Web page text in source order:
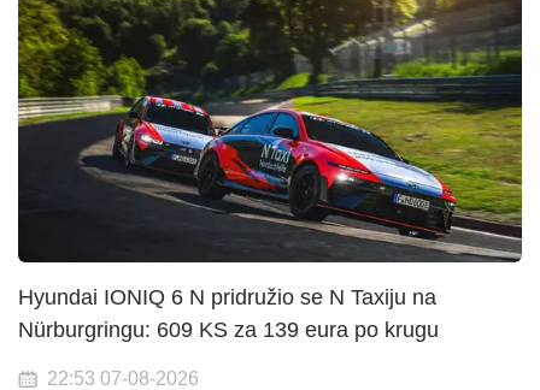
Hyundai IONIQ 6 N pridružio se N Taxiju na
Nürburgringu: 609 KS za 139 eura po krugu
22:53 07-08-2026